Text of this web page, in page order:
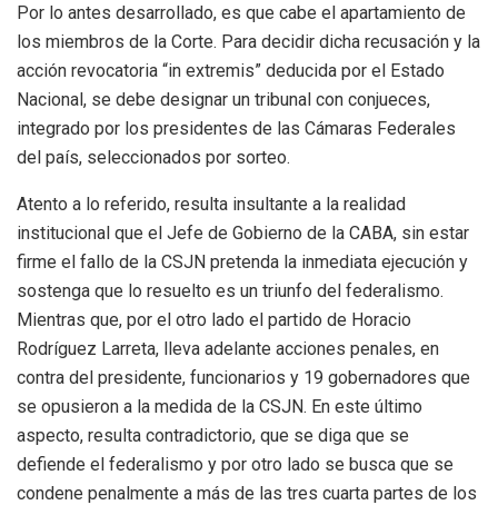
Por lo antes desarrollado, es que cabe el apartamiento de
los miembros de la Corte. Para decidir dicha recusación y la
acción revocatoria “in extremis” deducida por el Estado
Nacional, se debe designar un tribunal con conjueces,
integrado por los presidentes de las Cámaras Federales
del país, seleccionados por sorteo.
Atento a lo referido, resulta insultante a la realidad
institucional que el Jefe de Gobierno de la CABA, sin estar
firme el fallo de la CSJN pretenda la inmediata ejecución y
sostenga que lo resuelto es un triunfo del federalismo.
Mientras que, por el otro lado el partido de Horacio
Rodríguez Larreta, lleva adelante acciones penales, en
contra del presidente, funcionarios y 19 gobernadores que
se opusieron a la medida de la CSJN. En este último
aspecto, resulta contradictorio, que se diga que se
defiende el federalismo y por otro lado se busca que se
condene penalmente a más de las tres cuarta partes de los